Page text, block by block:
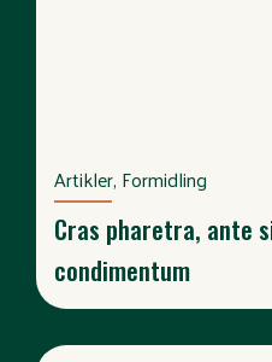
Artikler, Formidling
Cras pharetra, ante
condimentum